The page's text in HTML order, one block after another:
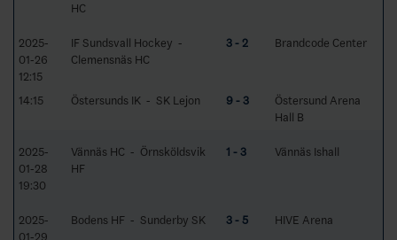
HC
2025-
01-26
12:15
IF Sundsvall Hockey -
Clemensnäs HC
3 - 2 Brandcode Center
14:15 Östersunds IK - SK Lejon 9 - 3
Östersund Arena
Hall B
2025-
01-28
19:30
Vännäs HC - Örnsköldsvik
HF
1 - 3 Vännäs Ishall
2025-
01-29
Bodens HF - Sunderby SK 3 - 5 HIVE Arena